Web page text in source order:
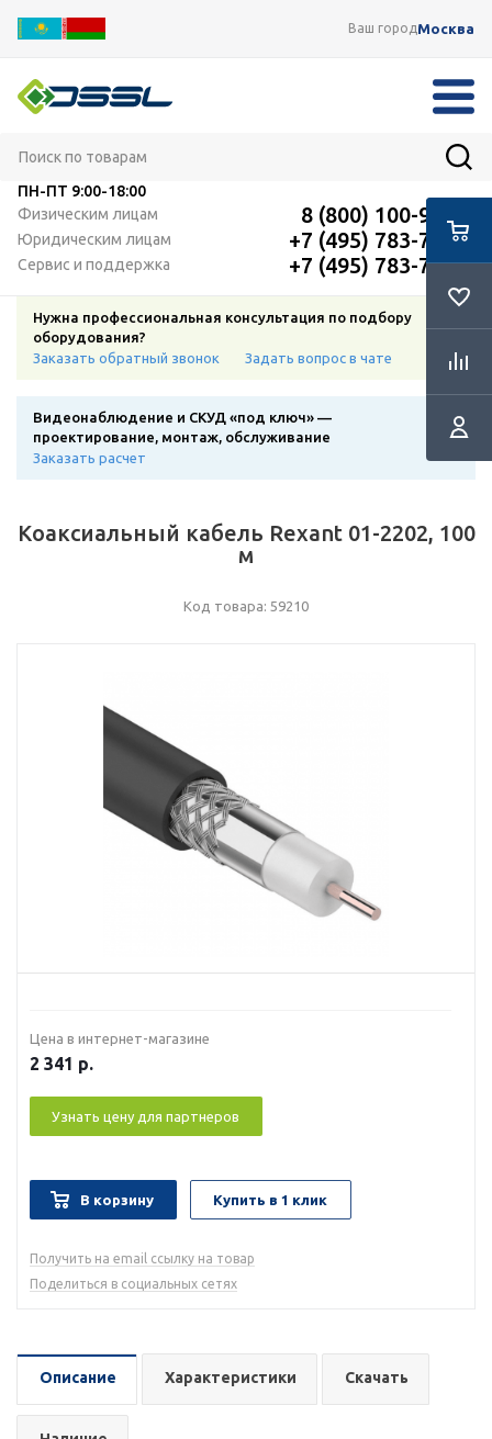
Ваш городМосква
ПН-ПТ 9:00-18:00
Физическим лицам
8 (800) 100-91-12
Юридическим лицам +7 (495) 783-72-87
Сервис и поддержка +7 (495) 783-72-87
Нужна профессиональная консультация по подбору
оборудования?
Заказать обратный звонок
Задать вопрос в чате
Видеонаблюдение и СКУД «под ключ» —
проектирование, монтаж, обслуживание
Заказать расчет
Коаксиальный кабель Rexant 01-2202, 100
м
Код товара: 59210
Цена в интернет-магазине
2 341 р.
Узнать цену для партнеров
В корзину Купить в 1 клик
Получить на email ссылку на товар
Поделиться в социальных сетях
Описание Характеристики Скачать